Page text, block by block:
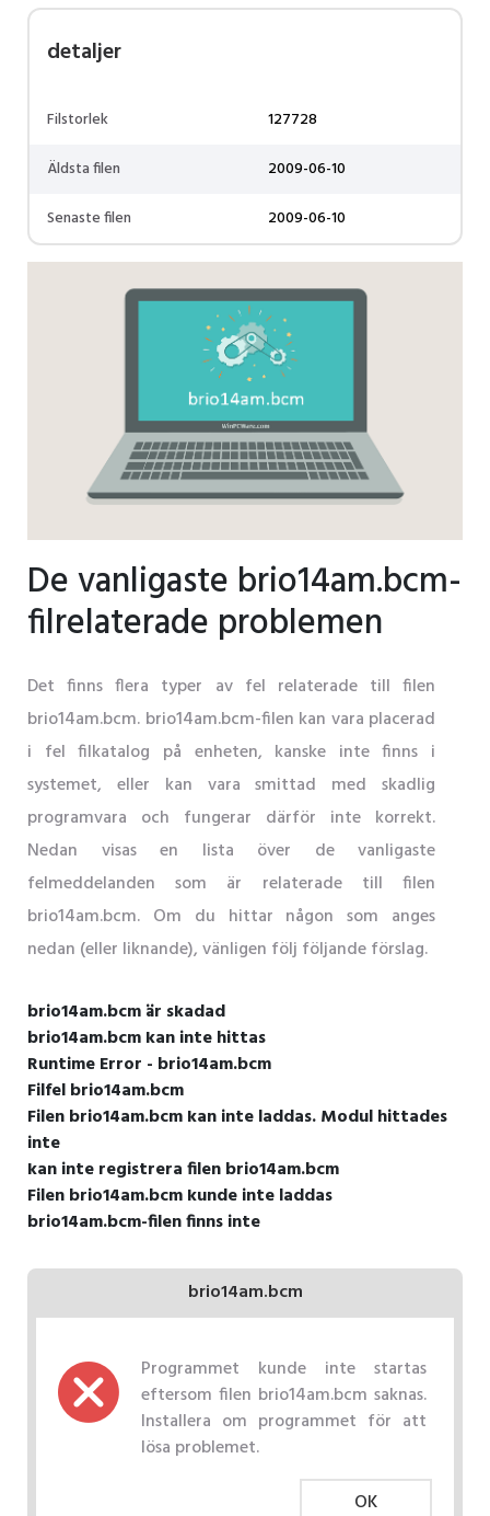
detaljer
Filstorlek
127728
Äldsta filen
2009-06-10
Senaste filen
2009-06-10
De vanligaste brio14am.bcm-
filrelaterade problemen
Det finns flera typer av fel relaterade till filen
brio14am.bcm. brio14am.bcm-filen kan vara placerad
i fel filkatalog på enheten, kanske inte finns i
systemet, eller kan vara smittad med skadlig
programvara och fungerar därför inte korrekt.
Nedan visas en lista över de vanligaste
felmeddelanden som är relaterade till filen
brio14am.bcm. Om du hittar någon som anges
nedan (eller liknande), vänligen följ följande förslag.
brio14am.bcm är skadad
brio14am.bcm kan inte hittas
Runtime Error - brio14am.bcm
Filfel brio14am.bcm
Filen brio14am.bcm kan inte laddas. Modul hittades
inte
kan inte registrera filen brio14am.bcm
Filen brio14am.bcm kunde inte laddas
brio14am.bcm-filen finns inte
brio14am.bcm
Programmet kunde inte startas
eftersom filen brio14am.bcm saknas.
Installera om programmet för att
lösa problemet.
OK